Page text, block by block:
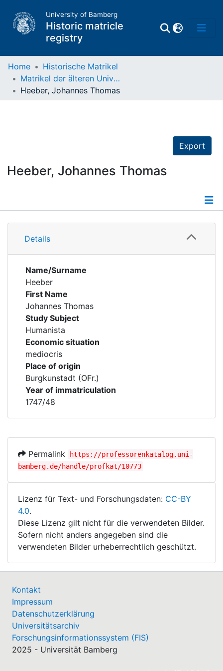
University of Bamberg
Historic matricle
registry
Matrikel
Home
Historische Matrikel
Matrikel der älteren Universität
Heeber, Johannes Thomas
Export
Heeber, Johannes Thomas
Details
Details
Name/Surname
Heeber
First Name
Johannes Thomas
Study Subject
Humanista
Economic situation
mediocris
Place of origin
Burgkunstadt (OFr.)
Year of immatriculation
1747/48
Permalink
https://professorenkatalog.uni-
bamberg.de/handle/profkat/10773
Lizenz für Text- und Forschungsdaten: CC-BY
4.0.
Diese Lizenz gilt nicht für die verwendeten Bilder.
Sofern nicht anders angegeben sind die
verwendeten Bilder urheberrechtlich geschützt.
Kontakt
Impressum
Datenschutzerklärung
Universitätsarchiv
Forschungsinformationssystem (FIS)
2025 - Universität Bamberg